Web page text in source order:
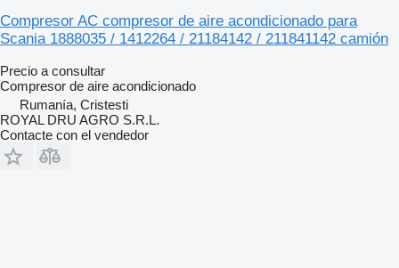
Compresor AC compresor de aire acondicionado para
Scania 1888035 / 1412264 / 21184142 / 211841142 camión
Precio a consultar
Compresor de aire acondicionado
Rumanía, Cristesti
ROYAL DRU AGRO S.R.L.
Contacte con el vendedor